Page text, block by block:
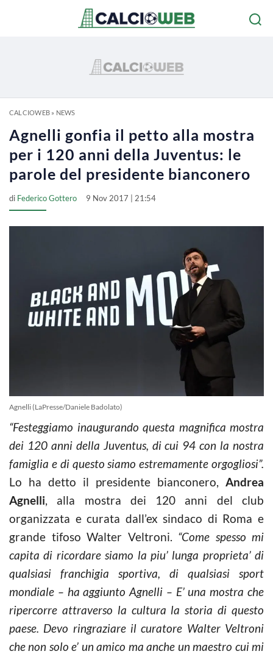
CALCIOWEB» NEWS
Agnelli gonfia il petto alla mostra
per i 120 anni della Juventus: le
parole del presidente bianconero
di Federico Gottero 9 Nov 2017 | 21:54
Agnelli (LaPresse/Daniele Badolato)
“Festeggiamo inaugurando questa magnifica mostra
dei 120 anni della Juventus, di cui 94 con la nostra
famiglia e di questo siamo estremamente orgogliosi”.
Lo ha detto il presidente bianconero, Andrea
Agnelli, alla mostra dei 120 anni del club
organizzata e curata dall’ex sindaco di Roma e
grande tifoso Walter Veltroni. “Come spesso mi
capita di ricordare siamo la piu’ lunga proprieta’ di
qualsiasi franchigia sportiva, di qualsiasi sport
mondiale – ha aggiunto Agnelli – E’ una mostra che
ripercorre attraverso la cultura la storia di questo
paese. Devo ringraziare il curatore Walter Veltroni
che non solo e’ un amico ma anche un maestro cui mi